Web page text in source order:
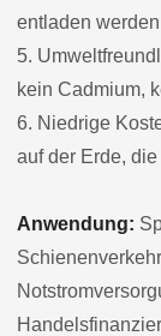
entladen
5.
kein Cadmium,
6. Niedrige
auf der Erde,
Anwendung: